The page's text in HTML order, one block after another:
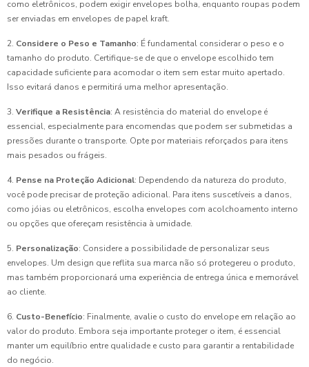
como eletrônicos, podem exigir envelopes bolha, enquanto roupas podem
ser enviadas em envelopes de papel kraft.
2. Considere o Peso e Tamanho: É fundamental considerar o peso e o
tamanho do produto. Certifique-se de que o envelope escolhido tem
capacidade suficiente para acomodar o item sem estar muito apertado.
Isso evitará danos e permitirá uma melhor apresentação.
3. Verifique a Resistência: A resistência do material do envelope é
essencial, especialmente para encomendas que podem ser submetidas a
pressões durante o transporte. Opte por materiais reforçados para itens
mais pesados ou frágeis.
4. Pense na Proteção Adicional: Dependendo da natureza do produto,
você pode precisar de proteção adicional. Para itens suscetíveis a danos,
como jóias ou eletrônicos, escolha envelopes com acolchoamento interno
ou opções que ofereçam resistência à umidade.
5. Personalização: Considere a possibilidade de personalizar seus
envelopes. Um design que reflita sua marca não só protegereu o produto,
mas também proporcionará uma experiência de entrega única e memorável
ao cliente.
6. Custo-Benefício: Finalmente, avalie o custo do envelope em relação ao
valor do produto. Embora seja importante proteger o item, é essencial
manter um equilíbrio entre qualidade e custo para garantir a rentabilidade
do negócio.